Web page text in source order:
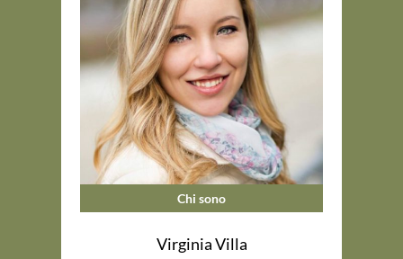
Chi sono
Virginia Villa